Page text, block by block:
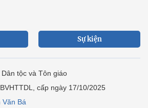
Sự kiện
tộc và Tôn giáo
cấp ngày 17/10/2025
Văn Bá